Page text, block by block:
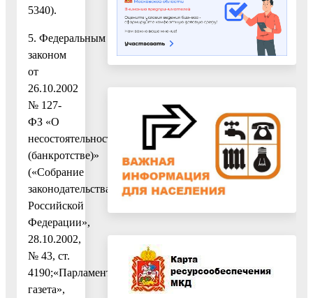
5340).
5. Федеральным
законом
от
26.10.2002
№ 127-
ФЗ «О
несостоятельности
(банкротстве)»
(«Собрание
законодательства
Российской
Федерации»,
28.10.2002,
№ 43, ст.
4190;«Парламентская
газета»,